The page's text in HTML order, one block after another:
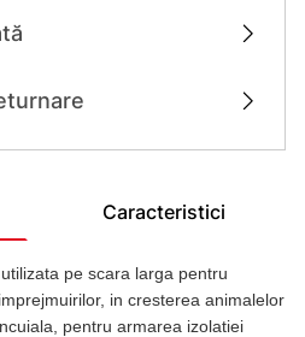
Caracteristici
pe scara larga pentru
in cresterea animalelor
pentru armarea izolatiei